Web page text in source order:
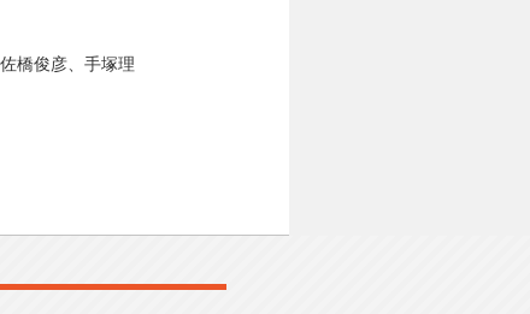
橋俊彦、手塚理